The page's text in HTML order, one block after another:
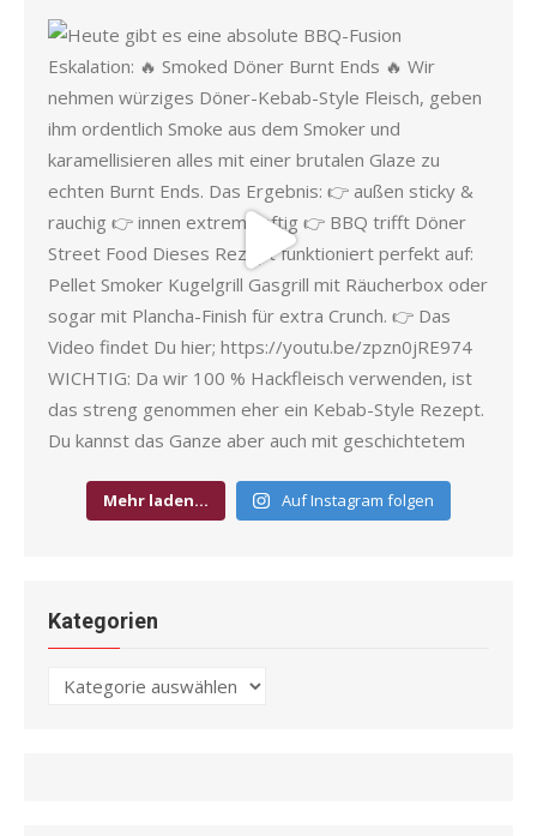
Mehr laden… Auf Instagram folgen
Kategorien
Kategorien